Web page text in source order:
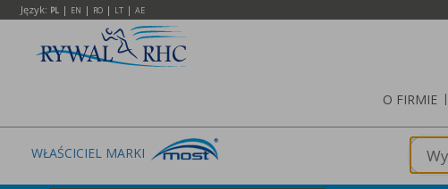
Język: PL | EN | RO | LT | AE
O FIRMIE |
WŁAŚCICIEL MARKI